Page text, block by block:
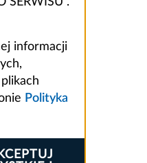
informacji
Polityka